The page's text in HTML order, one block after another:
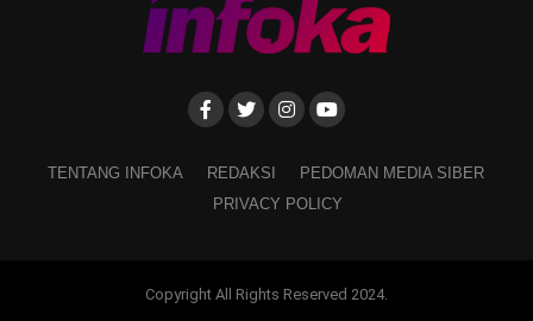
TENTANG INFOKA REDAKSI
PEDOMAN MEDIA SIBER
PRIVACY POLICY
Copyright All Rights Reserved 2024.